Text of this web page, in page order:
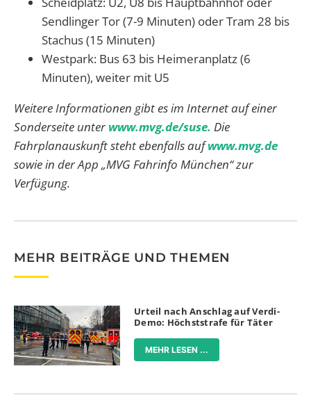
Sendlinger Tor (7-9 Minuten) oder Tram 28 bis
Stachus (15 Minuten)
Westpark: Bus 63 bis Heimeranplatz (6
Minuten), weiter mit U5
Weitere Informationen gibt es im Internet auf einer
Sonderseite unterwww.mvg.de/suse. Die
Fahrplanauskunft steht ebenfalls aufwww.mvg.de
sowie in der App „MVG Fahrinfo München“ zur
Verfügung.
MEHR BEITRÄGE UND THEMEN
Urteil nach Anschlag auf Verdi-
Demo: Höchststrafe für Täter
MEHR LESEN ...